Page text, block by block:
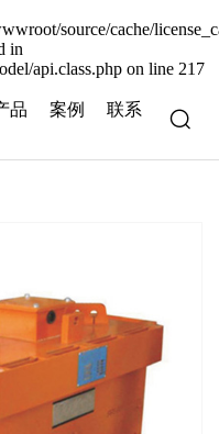
source/cache/
in
api.class.php on line 217
品 案例 联系